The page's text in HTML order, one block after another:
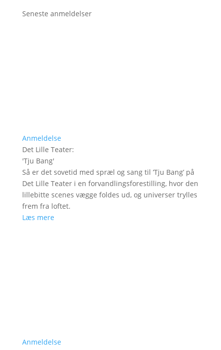
Seneste anmeldelser
Anmeldelse
Det Lille Teater:
'Tju Bang'
Så er det sovetid med spræl og sang til ’Tju Bang’ på
Det Lille Teater i en forvandlingsforestilling, hvor den
lillebitte scenes vægge foldes ud, og universer trylles
frem fra loftet.
Læs mere
Anmeldelse